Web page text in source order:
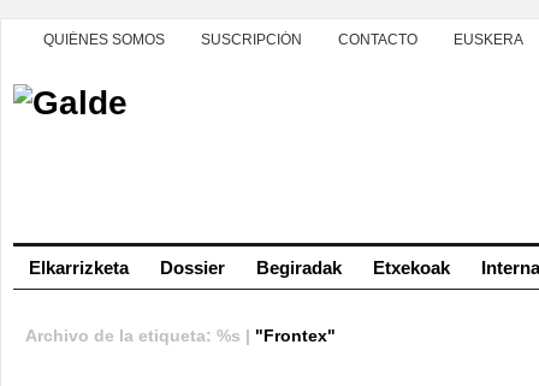
QUIÉNES SOMOS SUSCRIPCIÓN CONTACTO EUSKERA
Elkarrizketa Dossier Begiradak Etxekoak
Archivo de la etiqueta: %s | "Frontex"